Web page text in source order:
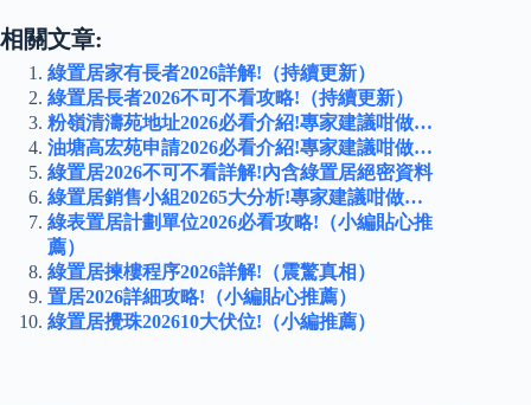
相關文章:
綠置居家有長者2026詳解!（持續更新）
綠置居長者2026不可不看攻略!（持續更新）
粉嶺清濤苑地址2026必看介紹!專家建議咁做…
油塘高宏苑申請2026必看介紹!專家建議咁做…
綠置居2026不可不看詳解!內含綠置居絕密資料
綠置居銷售小組20265大分析!專家建議咁做…
綠表置居計劃單位2026必看攻略!（小編貼心推
薦）
綠置居揀樓程序2026詳解!（震驚真相）
置居2026詳細攻略!（小編貼心推薦）
綠置居攪珠202610大伏位!（小編推薦）